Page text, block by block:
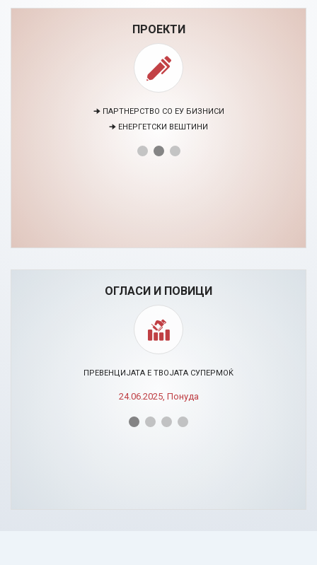
ПРОЕКТИ
🠊 ПАРТНЕРСТВО СО ЕУ БИЗНИСИ
🠊 ЕНЕРГЕТСКИ ВЕШТИНИ
ОГЛАСИ И ПОВИЦИ
ПРЕВЕНЦИЈАТА Е ТВОЈАТА СУПЕРМОЌ
24.06.2025, Понуда